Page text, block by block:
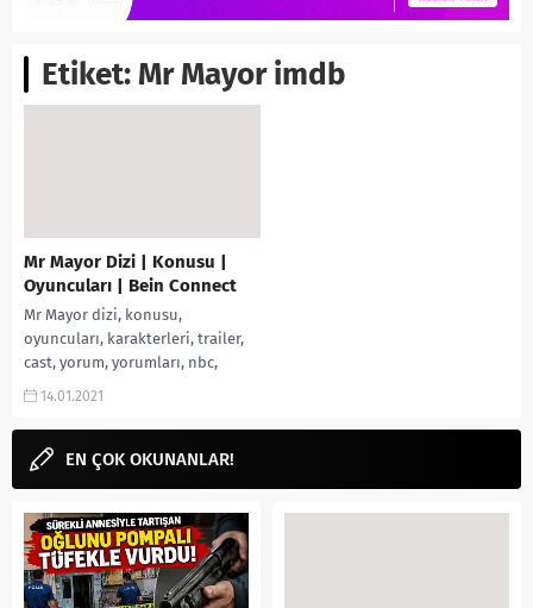
Etiket: Mr Mayor imdb
Mr Mayor Dizi | Konusu |
Oyuncuları | Bein Connect
Mr Mayor dizi, konusu,
oyuncuları, karakterleri, trailer,
cast, yorum, yorumları, nbc,
incelemesi, fragmanı, izle, Netflix,
14.01.2021
EN ÇOK OKUNANLAR!